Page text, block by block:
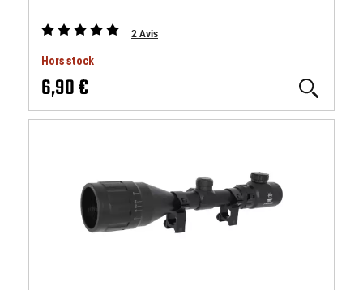
2Avis
Hors stock
6,90 €